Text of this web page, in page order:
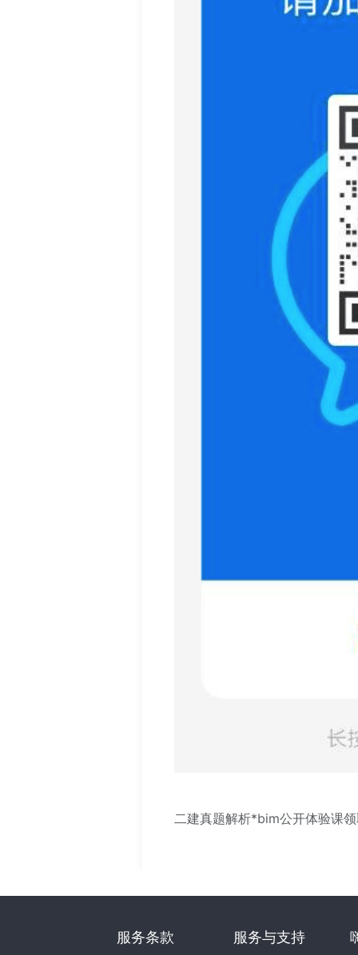
二建真题解析*bim公开体验课
服务与支持
服务条款